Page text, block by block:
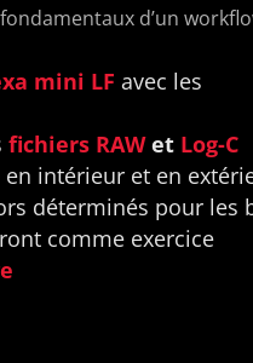
d’un
mini LF avec les
fichiers RAWet Log-C
intérieur et en
déterminés pour les
comme exercice